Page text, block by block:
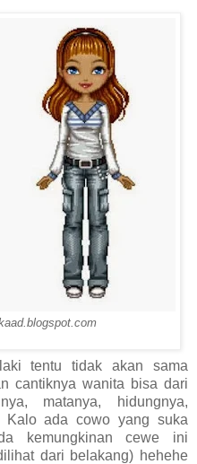
tentu tidak akan sama
cantiknya wanita bisa dari
matanya, hidungnya,
Kalo ada cowo yang suka
kemungkinan cewe ini
dari belakang) hehehe